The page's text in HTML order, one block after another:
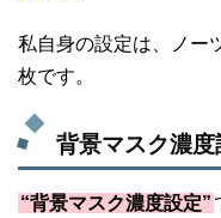
私自身の設定は、ノー
枚です。
背景マスク濃度
“背景マスク濃度設定”